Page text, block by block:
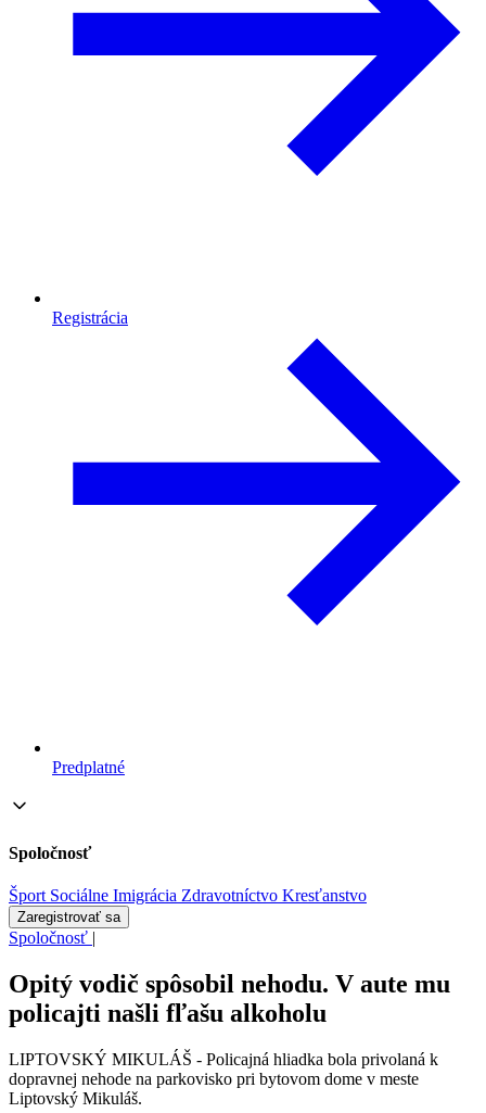
Registrácia
Predplatné
Spoločnosť
Šport Sociálne Imigrácia Zdravotníctvo Kresťanstvo
Zaregistrovať sa
Spoločnosť |
Opitý vodič spôsobil nehodu. V aute mu
policajti našli fľašu alkoholu
LIPTOVSKÝ MIKULÁŠ - Policajná hliadka bola privolaná k
dopravnej nehode na parkovisko pri bytovom dome v meste
Liptovský Mikuláš.